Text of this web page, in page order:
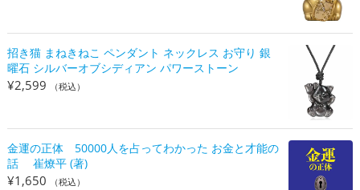
招き猫 まねきねこ ペンダント ネックレス お守り 銀
曜石 シルバーオブシディアン パワーストーン
¥2,599 （税込）
金運の正体 50000人を占ってわかった お金と才能の
話 崔燎平 (著)
¥1,650 （税込）